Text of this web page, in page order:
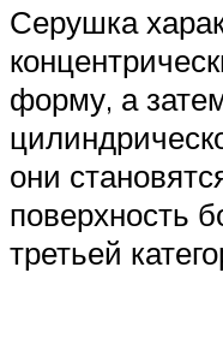
Серушка
форму, а
они
поверхность
третьей